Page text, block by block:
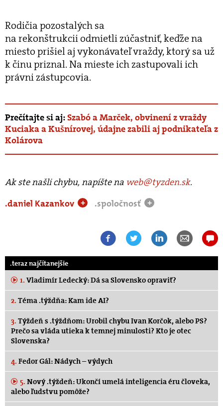
Rodičia pozostalých sa
na rekonštrukcii odmietli zúčastniť, keďže na
miesto prišiel aj vykonávateľ vraždy, ktorý sa už
k činu priznal. Na mieste ich zastupovali ich
právni zástupcovia.
Prečítajte si aj:Szabó a Marček, obvinení z vraždy
Kuciaka a Kušnírovej, údajne zabili aj podnikateľa z
Kolárova
Ak ste našli chybu, napíšte na web@tyzden.sk.
.daniel Kazankov
+ .spoločnosť +
.teraz najčítanejšie
1. Vladimír Ledecký: Dá sa Slovensko opraviť?
2. Téma .týždňa: Kam ide AI?
3. Týždeň s .týždňom: Urobil chybu Ivan Korčok, alebo PS?
Prečo sa vláda utieka k temnej minulosti? Kto je otec
Slovenska?
4. Fedor Gál: Nádych – výdych
5. Nový .týždeň: Ukončí umelá inteligencia éru človeka,
alebo ľudstvu pomôže?